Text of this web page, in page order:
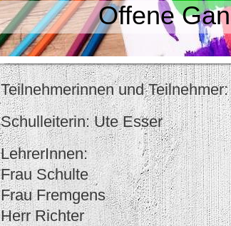
Offene
Teilnehmerinnen und Teilnehmer:
Schulleiterin: Ute Esser
LehrerInnen:
Frau Schulte
Frau Fremgens
Herr Richter